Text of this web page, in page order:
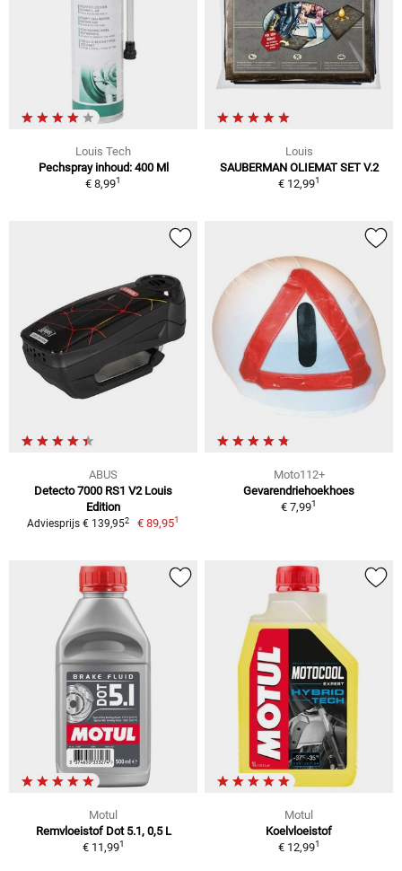
Louis Tech
Pechspray inhoud: 400 Ml
€ 8,991
Louis
SAUBERMAN OLIEMAT SET V.2
€ 12,991
ABUS
Detecto 7000 RS1 V2 Louis
Edition
Adviesprijs € 139,952 € 89,951
Moto112+
Gevarendriehoekhoes
€ 7,991
Motul
Remvloeistof Dot 5.1, 0,5 L
€ 11,991
Motul
Koelvloeistof
€ 12,991